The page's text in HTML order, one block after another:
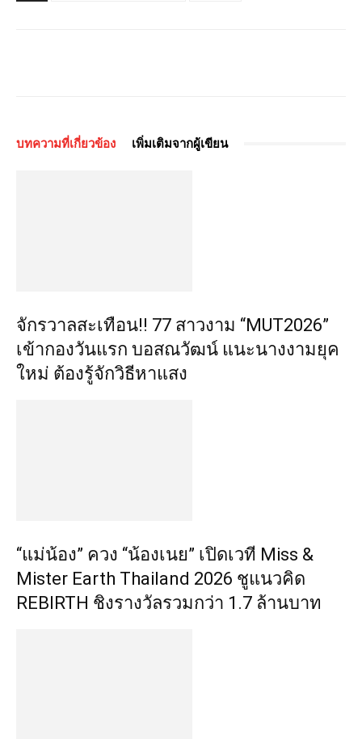
บทความที่เกี่ยวข้อง เพิ่มเติมจากผู้เขียน
จักรวาลสะเทือน!! 77 สาวงาม “MUT2026”
เข้ากองวันแรก บอสณวัฒน์ แนะนางงามยุค
ใหม่ ต้องรู้จักวิธีหาแสง
“แม่น้อง” ควง “น้องเนย” เปิดเวที Miss &
Mister Earth Thailand 2026 ชูแนวคิด
REBIRTH ชิงรางวัลรวมกว่า 1.7 ล้านบาท